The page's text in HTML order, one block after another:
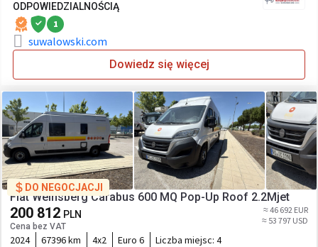
ODPOWIEDZIALNOŚCIĄ
1
suwalowski.com
Dowiedz się więcej
DO NEGOCJACJI
Fiat Weinsberg Carabus 600 MQ Pop-Up Roof 2.2Mjet
200 812 PLN
Cena bez VAT
≈ 46 692 EUR
≈ 53 797 USD
2024 67396 km 4x2 Euro 6 Liczba miejsc: 4